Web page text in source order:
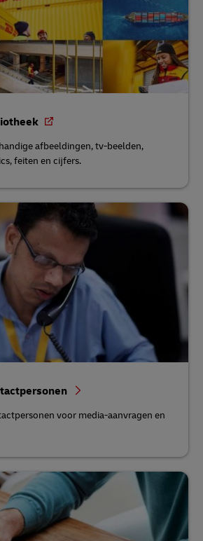
afbeeldingen, tv-beelden,
feiten en cijfers.
voor media-aanvragen en